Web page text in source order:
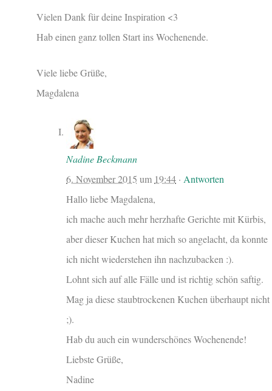
Vielen Dank für deine Inspiration <3
Hab einen ganz tollen Start ins Wochenende.
Viele liebe Grüße,
Magdalena
Nadine Beckmann
6. November 2015 um 19:44 · Antworten
Hallo liebe Magdalena,
ich mache auch mehr herzhafte Gerichte mit Kürbis,
aber dieser Kuchen hat mich so angelacht, da konnte
ich nicht wiederstehen ihn nachzubacken :).
Lohnt sich auf alle Fälle und ist richtig schön saftig.
Mag ja diese staubtrockenen Kuchen überhaupt nicht
;).
Hab du auch ein wunderschönes Wochenende!
Liebste Grüße,
Nadine